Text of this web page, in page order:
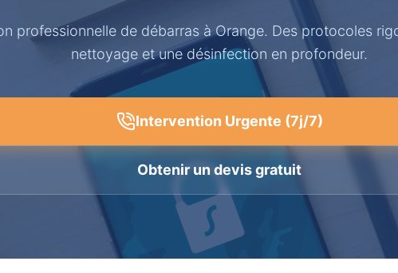
professionnelle de débarras à Orange. Des protocoles
nettoyage et une désinfection en profondeur.
Intervention Urgente (7j/7)
Obtenir un devis gratuit